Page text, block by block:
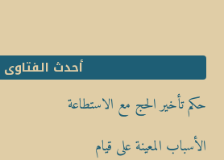
أحدث الفتاوى
حكم تأخير الحج مع الاستطاعة
الأسباب المعينة على قيام